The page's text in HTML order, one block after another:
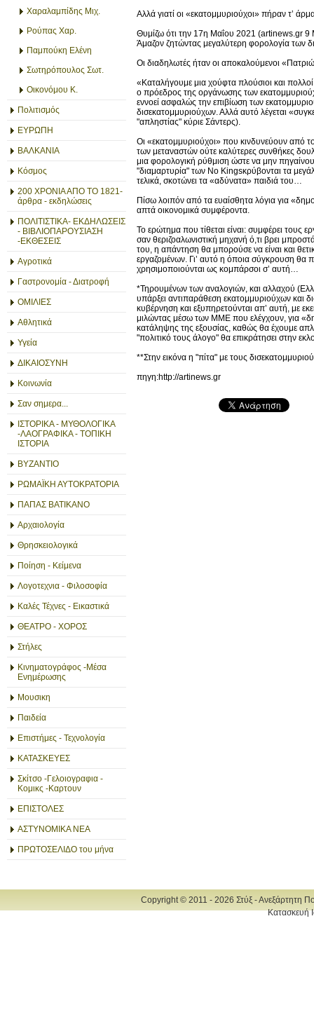
Χαραλαμπίδης Μιχ.
Ρούπας Χαρ.
Παμπούκη Ελένη
Σωτηρόπουλος Σωτ.
Οικονόμου Κ.
Πολιτισμός
ΕΥΡΩΠΗ
ΒΑΛΚΑΝΙΑ
Κόσμος
200 ΧΡΟΝΙΑ ΑΠΟ ΤΟ 1821-
άρθρα - εκδηλώσεις
ΠΟΛΙΤΙΣΤΙΚΑ- ΕΚΔΗΛΩΣΕΙΣ
- ΒΙΒΛΙΟΠΑΡΟΥΣΙΑΣΗ
-ΕΚΘΕΣΕΙΣ
Αγροτικά
Γαστρονομία - Διατροφή
ΟΜΙΛΙΕΣ
Αθλητικά
Υγεία
ΔΙΚΑΙΟΣΥΝΗ
Κοινωνία
Σαν σημερα...
ΙΣΤΟΡΙΚΑ - ΜΥΘΟΛΟΓΙΚΑ
-ΛΑΟΓΡΑΦΙΚΑ - ΤΟΠΙΚΗ
ΙΣΤΟΡΙΑ
ΒΥΖΑΝΤΙΟ
ΡΩΜΑΪΚΗ ΑΥΤΟΚΡΑΤΟΡΙΑ
ΠΑΠΑΣ ΒΑΤΙΚΑΝΟ
Αρχαιολογία
Θρησκειολογικά
Ποίηση - Κείμενα
Λογοτεχνια - Φιλοσοφία
Καλές Τέχνες - Εικαστικά
ΘΕΑΤΡΟ - ΧΟΡΟΣ
Στήλες
Κινηματογράφος -Μέσα
Ενημέρωσης
Μουσικη
Παιδεία
Επιστήμες - Τεχνολογία
ΚΑΤΑΣΚΕΥΕΣ
Σκίτσο -Γελοιογραφια -
Κομικς -Καρτουν
ΕΠΙΣΤΟΛΕΣ
ΑΣΤΥΝΟΜΙΚΑ ΝΕΑ
ΠΡΩΤΟΣΕΛΙΔΟ του μήνα
Αλλά γιατί οι «εκατομμυριούχοι» πήραν τ’
Θυμίζω ότι την 17η Μαΐου 2021 (artinews.gr 9
Άμαζον ζητώντας μεγαλύτερη φορολογία των
Οι διαδηλωτές ήταν οι αποκαλούμενοι
«Καταλήγουμε μια χούφτα πλούσιοι και πολλοί
ο πρόεδρος της οργάνωσης των
εννοεί ασφαλώς την επιβίωση των
δισεκατομμυριούχων. Αλλά αυτό λέγεται
"απληστίας" κύριε Σάντερς).
Οι «εκατομμυριούχοι» που κινδυνεύουν από
των μεταναστών ούτε καλύτερες συνθήκες
μια φορολογική ρύθμιση ώστε να μην
"διαμαρτυρία" των No Kingsκρύβονται τα
τελικά, σκοτώνει τα «αδύνατα» παιδιά του…
Πίσω λοιπόν από τα ευαίσθητα λόγια για
απτά οικονομικά συμφέροντα.
Το ερώτημα που τίθεται είναι: συμφέρει τους
σαν θεριζοαλωνιστική μηχανή ό,τι βρει
του, η απάντηση θα μπορούσε να είναι και
εργαζομένων. Γι’ αυτό η όποια σύγκρουση θα
χρησιμοποιούνται ως κομπάρσοι σ’ αυτή…
*Τηρουμένων των αναλογιών, και αλλαχού
υπάρξει αντιπαράθεση εκατομμυριούχων και
κυβέρνηση και εξυπηρετούνται απ’ αυτή, με
μιλώντας μέσω των ΜΜΕ που ελέγχουν, για
κατάληψης της εξουσίας, καθώς θα έχουμε
"πολιτικό τους άλογο" θα επικράτησει στην
**Στην εικόνα η "πίτα" με τους
πηγη:http://artinews.gr
Copyright © 2011 - 2026 Στύξ - Ανεξάρτητη
Κατασκευή